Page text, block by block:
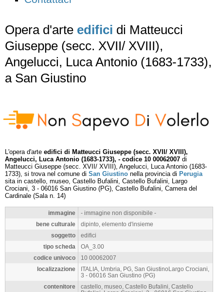
Opera d'arte edifici di Matteucci
Giuseppe (secc. XVII/ XVIII),
Angelucci, Luca Antonio (1683-1733),
a San Giustino
L'opera d'arte edifici di Matteucci Giuseppe (secc. XVII/ XVIII),
Angelucci, Luca Antonio (1683-1733), - codice 10 00062007 di
Matteucci Giuseppe (secc. XVII/ XVIII), Angelucci, Luca Antonio (1683-
1733), si trova nel comune di San Giustino nella provincia di Perugia
sita in castello, museo, Castello Bufalini, Castello Bufalini, Largo
Crociani, 3 - 06016 San Giustino (PG), Castello Bufalini, Camera del
Cardinale (Sala n. 14)
immagine
- immagine non disponibile -
bene culturale
dipinto, elemento d'insieme
soggetto
edifici
tipo scheda
OA_3.00
codice univoco
10 00062007
localizzazione
ITALIA, Umbria, PG, San GiustinoLargo Crociani,
3 - 06016 San Giustino (PG)
contenitore
castello, museo, Castello Bufalini, Castello